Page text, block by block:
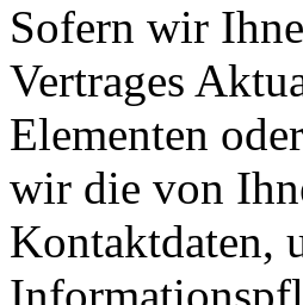
Sofern wir
Vertrages
Elementen
wir die von
Kontaktdaten,